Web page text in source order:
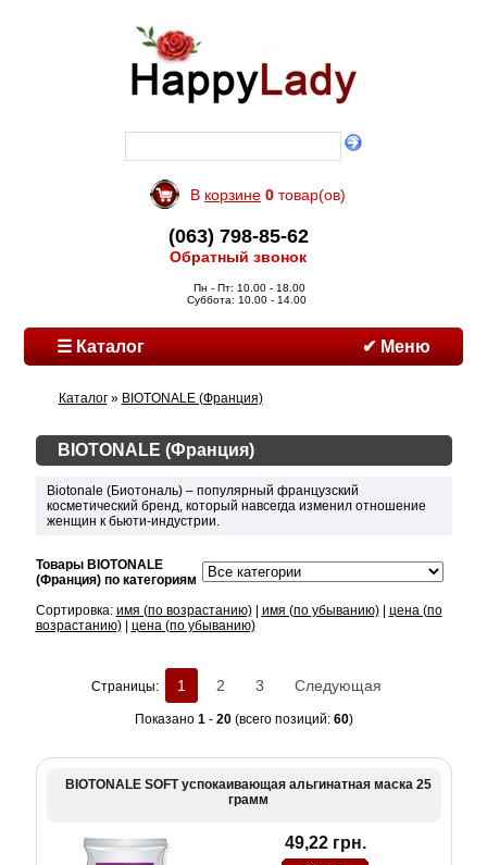
В корзине 0 товар(ов)
(063) 798-85-62
Обратный звонок
Пн - Пт: 10.00 - 18.00
Суббота: 10.00 - 14.00
☰ Каталог ✔ Меню
Каталог» BIOTONALE (Франция)
BIOTONALE (Франция)
Biotonale (Биотональ) – популярный французский
косметический бренд, который навсегда изменил отношение
женщин к бьюти-индустрии.
Товары BIOTONALE
(Франция) по категориям
Сортировка: имя (по возрастанию)| имя (по убыванию)| цена (по
возрастанию)| цена (по убыванию)
Страницы: 1 2 3 Следующая
Показано 1- 20(всего позиций: 60)
BIOTONALE SOFT успокаивающая альгинатная маска 25
грамм
49,22 грн.